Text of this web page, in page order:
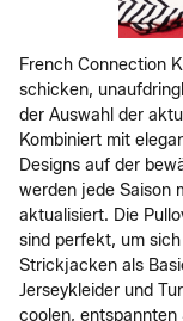
French Connection
schicken,
der Auswahl der
Kombiniert mit
Designs auf der
werden jede Saison
aktualisiert. Die
sind perfekt, um
Strickjacken als
Jerseykleider und
coolen, entspannten